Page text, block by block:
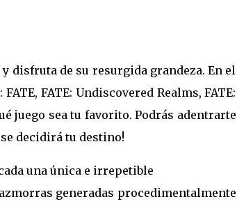
y disfruta de su resurgida grandeza. En el
FATE: Undiscovered Realms, FATE:
juego sea tu favorito. Podrás adentrarte
decidirá tu destino!
una única e irrepetible
generadas procedimentalmente